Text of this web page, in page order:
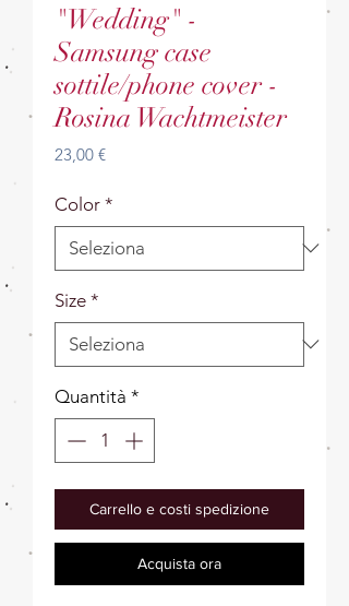
"Wedding" -
Samsung case
sottile/phone cover -
Rosina Wachtmeister
23,00 €Prezzo
Color *
Size *
Quantità *
Carrello e costi spedizione
Acquista ora